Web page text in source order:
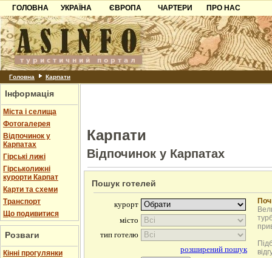
ГОЛОВНА
УКРАЇНА
Карпати
Азов
Причорноморря
Шацьк
ЄВРОПА
Чорногорія
Хорватія
Болгарія
ЧАРТЕРИ
ПРО НАС
Контакти
Партнерам
Додати готель
Головна Карпати
Інформація
Міста і селища
Фотогалерея
Відпочинок у
Карпатах
Гірські лижі
Гірськолижні
курорти Карпат
Карти та схеми
Транспорт
Що подивитися
Розваги
Кінні прогулянки
Карпати
Відпочинок у Карпатах
Пошук готелей